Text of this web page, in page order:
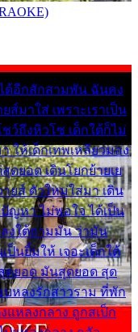
ด้อีกสักสามพัน ฉันคง
ส์มาใส่ เพราะเราเป็น
ชว์ถึงหิวโซ เด็กใต้ก็ไม่
ให้เด็กเทพเหลียวมอง
ดยอด เดินโยกย้ายเย
ยส์ ตัวใหม่ใส่มา เดิน
ญหา ไม่พอใจ ได้เป็น
งใต้ถามมัน ว่ามัน
นยิ้มให้ เจอะเด็กใต้
ดยอด มันสุดยอด สุด
หลงรักสาวราม ที่พัก
แหลงกลาง ถูกสเป็ก